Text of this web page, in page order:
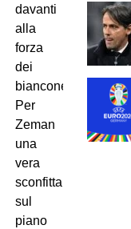
davanti
alla
forza
dei
bianconeri.
Per
Zeman
una
vera
sconfitta
sul
piano